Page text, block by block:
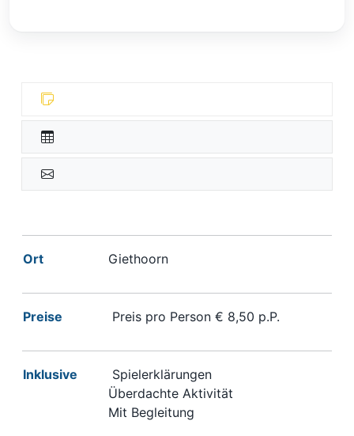
Ort Giethoorn
Preise Preis pro Person € 8,50 p.P.
Inklusive
Spielerklärungen
Überdachte Aktivität
Mit Begleitung